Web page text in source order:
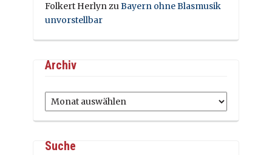
Folkert HerlynzuBayern ohne Blasmusik
unvorstellbar
Archiv
Archiv
Suche